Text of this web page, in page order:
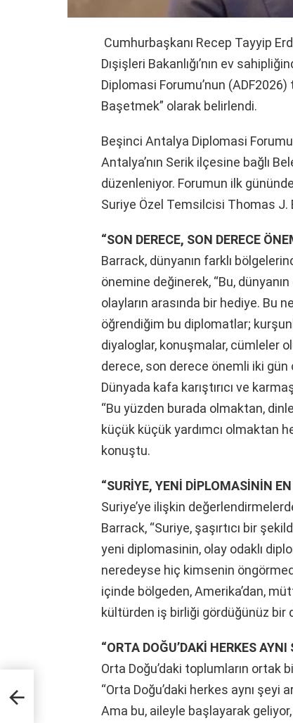
Cumhurbaşkanı Recep Tayyip
Dışişleri Bakanlığı’nın ev
Diplomasi Forumu’nun (ADF2026)
Başetmek” olarak belirlendi.
Beşinci Antalya Diplomasi
Antalya’nın Serik ilçesine bağlı
düzenleniyor. Forumun ilk
Suriye Özel Temsilcisi Thomas J.
“SON DERECE, SON DERECE
Barrack, dünyanın farklı
önemine değinerek, “Bu,
olayların arasında bir hediye. Bu
öğrendiğim bu diplomatlar;
diyaloglar, konuşmalar, cümleler
derece, son derece önemli iki gün
Dünyada kafa karıştırıcı ve
“Bu yüzden burada olmaktan,
küçük küçük yardımcı olmaktan
konuştu.
“SURİYE, YENİ DİPLOMASİNİN
Suriye’ye ilişkin
Barrack, “Suriye, şaşırtıcı bir
yeni diplomasinin, olay odaklı
neredeyse hiç kimsenin
içinde bölgeden, Amerika’dan,
kültürden iş birliği gördüğünüz bir
“ORTA DOĞU’DAKİ HERKES AYNI
Orta Doğu’daki toplumların ortak
“Orta Doğu’daki herkes aynı şeyi
Ama bu, aileyle başlayarak